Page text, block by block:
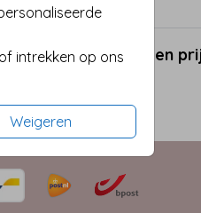
intrekken op ons
Weigeren
Formaten en